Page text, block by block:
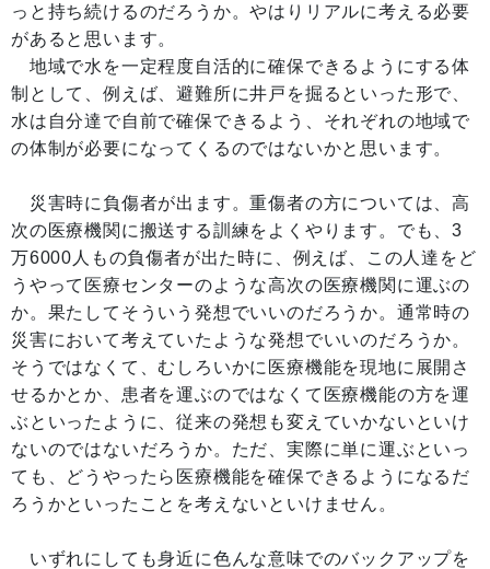
っと持ち続けるのだろうか。やはりリアルに考える必要
があると思います。
地域で水を一定程度自活的に確保できるようにする体
制として、例えば、避難所に井戸を掘るといった形で、
水は自分達で自前で確保できるよう、それぞれの地域で
の体制が必要になってくるのではないかと思います。
災害時に負傷者が出ます。重傷者の方については、高
次の医療機関に搬送する訓練をよくやります。でも、3
万6000人もの負傷者が出た時に、例えば、この人達をど
うやって医療センターのような高次の医療機関に運ぶの
か。果たしてそういう発想でいいのだろうか。通常時の
災害において考えていたような発想でいいのだろうか。
そうではなくて、むしろいかに医療機能を現地に展開さ
せるかとか、患者を運ぶのではなくて医療機能の方を運
ぶといったように、従来の発想も変えていかないといけ
ないのではないだろうか。ただ、実際に単に運ぶといっ
ても、どうやったら医療機能を確保できるようになるだ
ろうかといったことを考えないといけません。
いずれにしても身近に色んな意味でのバックアップを